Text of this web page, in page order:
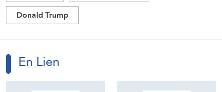
Donald Trump
En Lien